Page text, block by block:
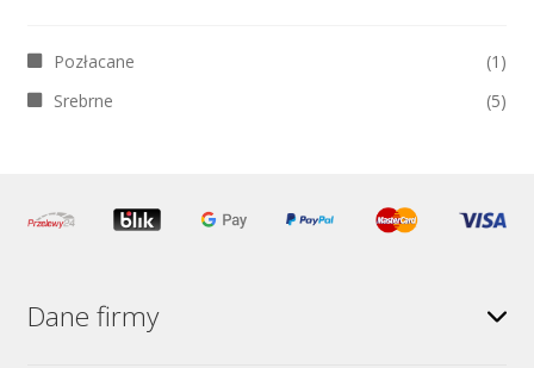
Pozłacane
(1)
Srebrne
(5)
Dane firmy